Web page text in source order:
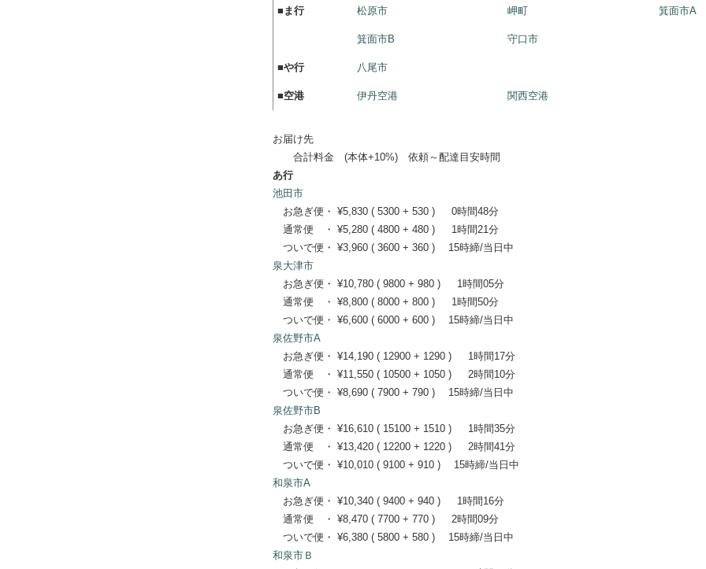
■ ま行 松原市 岬町 箕面市A
箕面市B 守口市
■や行 八尾市
■空港 伊丹空港 関西空港
お届け先
合計料金 (本体+10%) 依頼～配達目安時間
あ行
池田市
お急ぎ便・ ¥5,830 ( 5300 + 530 ) 0時間48分
通常便 ・ ¥5,280 ( 4800 + 480 ) 1時間21分
ついで便・ ¥3,960 ( 3600 + 360 ) 15時締/当日中
泉大津市
お急ぎ便・ ¥10,780 ( 9800 + 980 ) 1時間05分
通常便 ・ ¥8,800 ( 8000 + 800 ) 1時間50分
ついで便・ ¥6,600 ( 6000 + 600 ) 15時締/当日中
泉佐野市A
お急ぎ便・ ¥14,190 ( 12900 + 1290 ) 1時間17分
通常便 ・ ¥11,550 ( 10500 + 1050 ) 2時間10分
ついで便・ ¥8,690 ( 7900 + 790 ) 15時締/当日中
泉佐野市B
お急ぎ便・ ¥16,610 ( 15100 + 1510 ) 1時間35分
通常便 ・ ¥13,420 ( 12200 + 1220 ) 2時間41分
ついで便・ ¥10,010 ( 9100 + 910 ) 15時締/当日中
和泉市A
お急ぎ便・ ¥10,340 ( 9400 + 940 ) 1時間16分
通常便 ・ ¥8,470 ( 7700 + 770 ) 2時間09分
ついで便・ ¥6,380 ( 5800 + 580 ) 15時締/当日中
和泉市Ｂ